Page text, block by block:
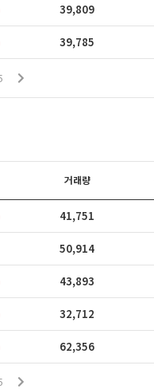
39,809
39,785
거래량
41,751
50,914
43,893
32,712
62,356